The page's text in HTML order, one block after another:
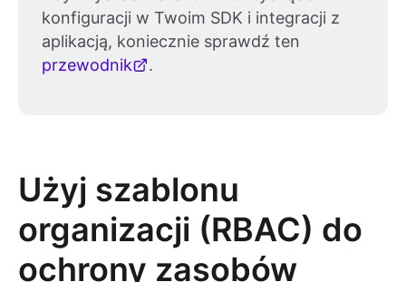
konfiguracji w Twoim SDK i integracji z
aplikacją, koniecznie sprawdź ten
przewodnik
.
Użyj szablonu
organizacji (RBAC) do
ochrony zasobów